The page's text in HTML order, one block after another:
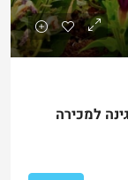
למכירה